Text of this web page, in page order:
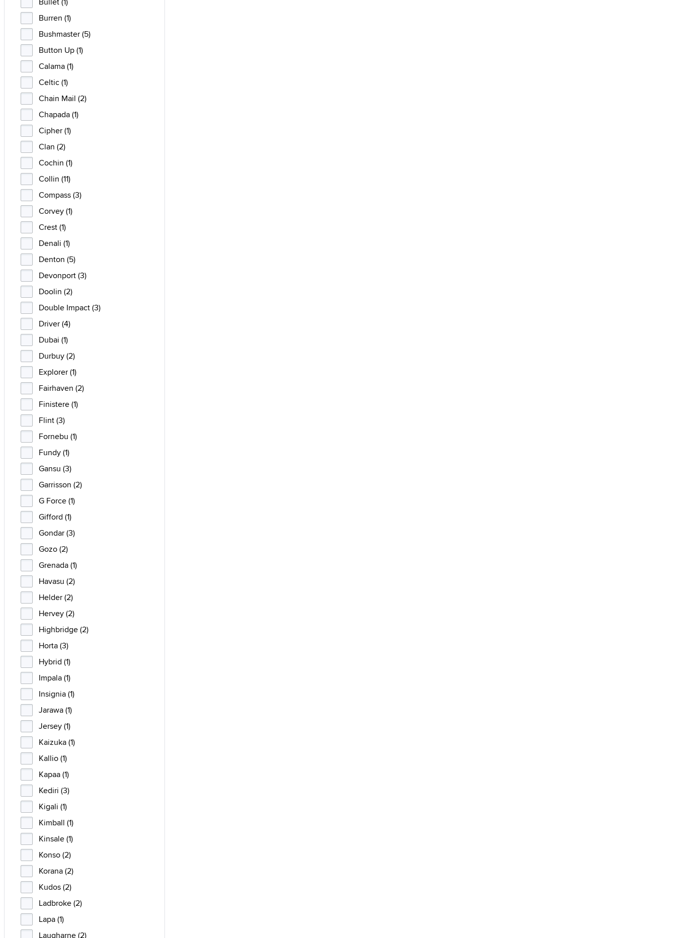
Burren (1)
Bushmaster (5)
Button Up (1)
Calama (1)
Celtic (1)
Chain Mail (2)
Chapada (1)
Cipher (1)
Clan (2)
Cochin (1)
Collin (11)
Compass (3)
Corvey (1)
Crest (1)
Denali (1)
Denton (5)
Devonport (3)
Doolin (2)
Double Impact (3)
Driver (4)
Dubai (1)
Durbuy (2)
Explorer (1)
Fairhaven (2)
Finistere (1)
Flint (3)
Fornebu (1)
Fundy (1)
Gansu (3)
Garrisson (2)
G Force (1)
Gifford (1)
Gondar (3)
Gozo (2)
Grenada (1)
Havasu (2)
Helder (2)
Hervey (2)
Highbridge (2)
Horta (3)
Hybrid (1)
Impala (1)
Insignia (1)
Jarawa (1)
Jersey (1)
Kaizuka (1)
Kallio (1)
Kapaa (1)
Kediri (3)
Kigali (1)
Kimball (1)
Kinsale (1)
Konso (2)
Korana (2)
Kudos (2)
Ladbroke (2)
Lapa (1)
Laugharne (2)